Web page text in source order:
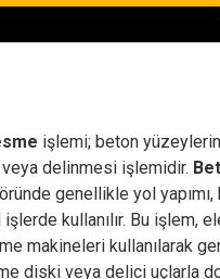
işlemi; beton
delinmesi işlemidir.
genellikle yol yapımı,
kullanılır. Bu işlem,
makineleri kullanılarak
diski veya delici uçlarla